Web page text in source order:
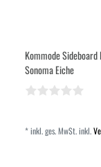
Kommode Sideboard
Sonoma Eiche
*inkl. ges. MwSt.inkl.